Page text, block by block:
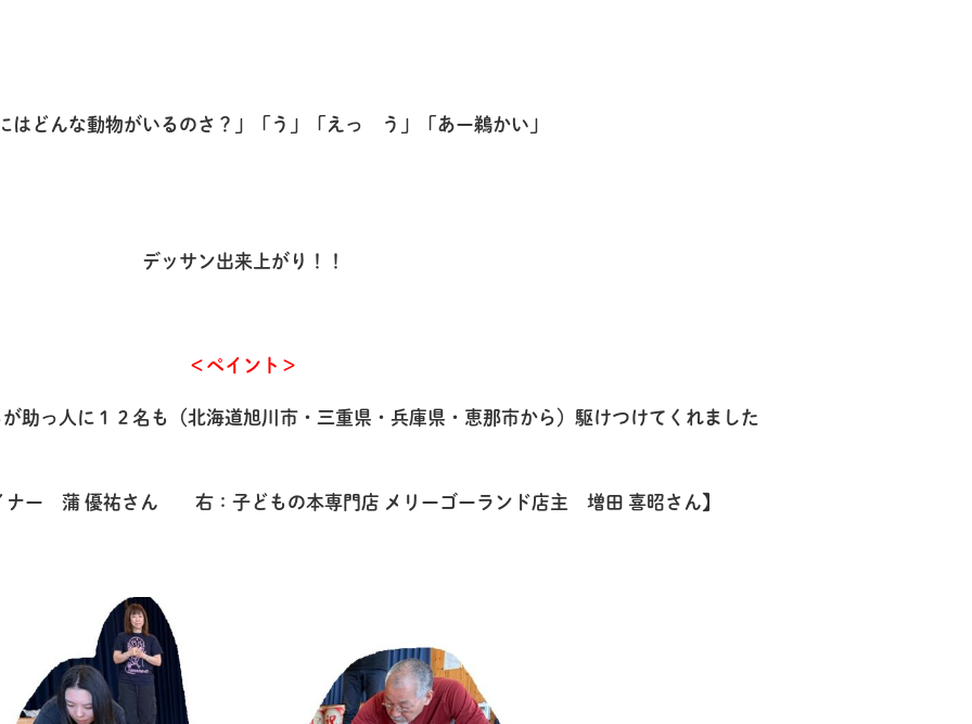
はどんな動物がいるのさ？」「う」「えっ う」「あー鵜かい」
デッサン出来上がり！！
＜ペイント＞
助っ人に１２名も（北海道旭川市・三重県・兵庫県・恵那市から）駆けつけてくれました
ナー 蒲 優祐さん 右：子どもの本専門店 メリーゴーランド店主 増田 喜昭さん】